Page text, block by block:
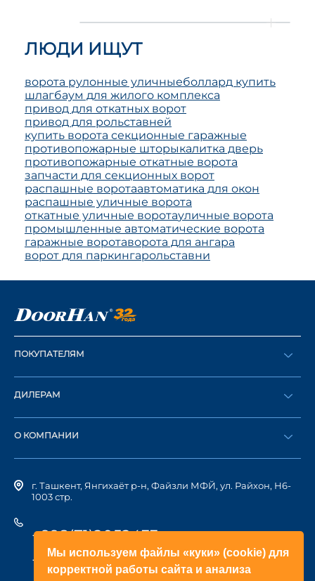
Мы используем файлы «куки» (cookie) для
корректной работы сайта и анализа
ЛЮДИ ИЩУТ
ворота рулонные уличныеболлард купить
шлагбаум для жилого комплекса
привод для откатных ворот
привод для рольставней
купить ворота секционные гаражные
противопожарные шторыкалитка дверь
противопожарные откатные ворота
запчасти для секционных ворот
распашные воротаавтоматика для окон
распашные уличные ворота
откатные уличные воротауличные ворота
промышленные автоматические ворота
гаражные воротаворота для ангара
ворот для паркингарольставни
ПОКУПАТЕЛЯМ
Оформить заказ
Каталог
ДИЛЕРАМ
Стать дилером
О КОМПАНИИ
История компании
г. Ташкент, Янгихаёт р-н, Файзли МФЙ, ул. Райхон, Н6-
1003 стр.
+998(71)2052433
+998(71)2052422